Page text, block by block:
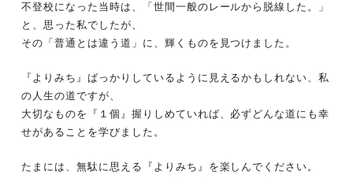
不登校になった当時は、「世間一般のレールから脱線した。」
と、思った私でしたが、
その「普通とは違う道」に、輝くものを見つけました。
『よりみち』ばっかりしているように見えるかもしれない、私
の人生の道ですが、
大切なものを『１個』握りしめていれば、必ずどんな道にも幸
せがあることを学びました。
たまには、無駄に思える『よりみち』を楽しんでください。